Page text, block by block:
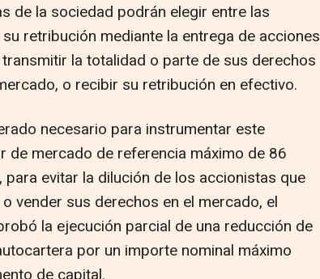
de la sociedad podrán elegir entre las
retribución mediante la entrega de acciones
la totalidad o parte de sus derechos
o recibir su retribución en efectivo.
necesario para instrumentar este
de mercado de referencia máximo de 86
evitar la dilución de los accionistas que
vender sus derechos en el mercado, el
la ejecución parcial de una reducción de
por un importe nominal máximo